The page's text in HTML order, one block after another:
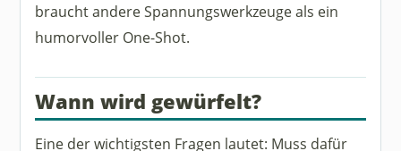
braucht andere Spannungswerkzeuge als ein
humorvoller One-Shot.
Wann wird gewürfelt?
Eine der wichtigsten Fragen lautet: Muss dafür